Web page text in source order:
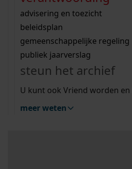
bouwvergunningen
omgevingsvergunningen
vergunningen
beeld en geluid
uitleg nodig?
Wij helpen u op weg met een
bekijk alle zoektips
Wij helpen u op weg met een
bekijk alle zoektips
bekijk ons geschiedenislokaal
advisering en toezicht
beleidsplan
gemeenschappelijke regeling
publiek jaarverslag
steun het archief
U kunt ook Vriend worden
meer weten
zoektips
Mijn Studiezaal (inloggen)